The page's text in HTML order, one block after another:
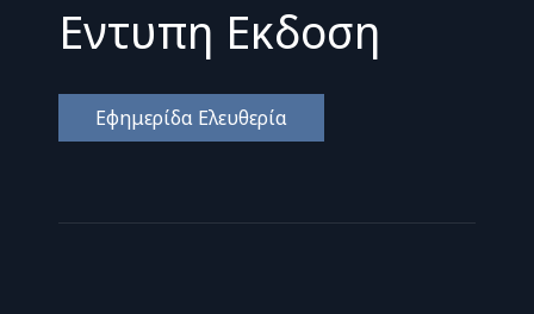
Εντυπη Εκδοση
Εφημερίδα Ελευθερία